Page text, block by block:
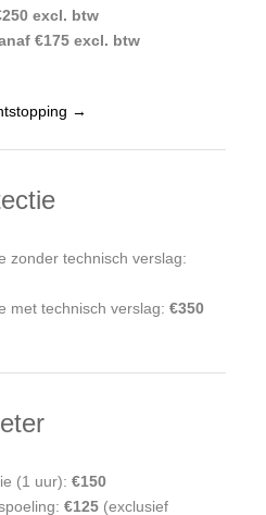
excl. btw
€175 excl. btw
→
zonder technisch verslag:
met technisch verslag:€350
(1 uur):€150
€125 (exclusief